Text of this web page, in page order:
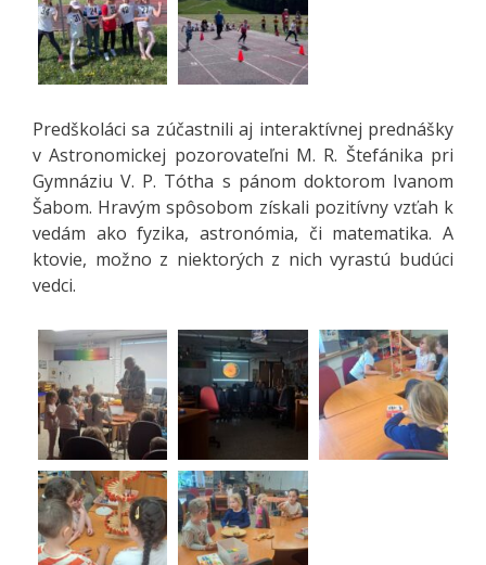
Predškoláci sa zúčastnili aj interaktívnej prednášky
v Astronomickej pozorovateľni M. R. Štefánika pri
Gymnáziu V. P. Tótha s pánom doktorom Ivanom
Šabom. Hravým spôsobom získali pozitívny vzťah k
vedám ako fyzika, astronómia, či matematika. A
ktovie, možno z niektorých z nich vyrastú budúci
vedci.